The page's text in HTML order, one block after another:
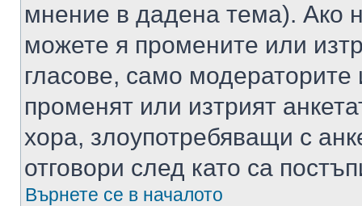
мнение в дадена тема). Ако
можете я промените или
гласове, само
променят или изтрият
хора, злоупотребяващи с
отговори след като са
Върнете се в началото